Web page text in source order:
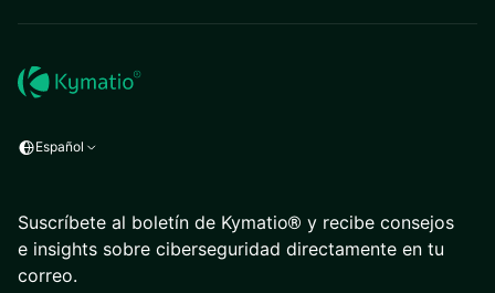
Español
Suscríbete al boletín de Kymatio® y recibe consejos
e insights sobre ciberseguridad directamente en tu
correo.